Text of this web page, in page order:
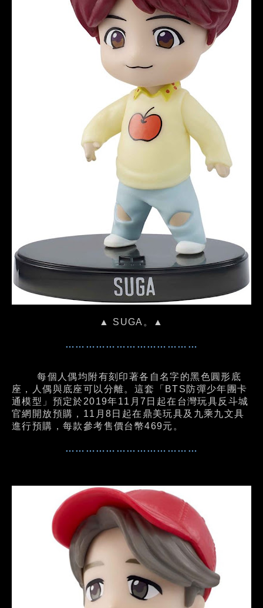
▲ SUGA。▲
…………………………………
每個人偶均附有刻印著各自名字的黑色圓形底
座，人偶與底座可以分離。這套「BTS防彈少年團卡
通模型」預定於2019年11月7日起在台灣玩具反斗城
官網開放預購，11月8日起在鼎美玩具及九乘九文具
進行預購，每款參考售價台幣469元。
…………………………………